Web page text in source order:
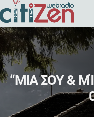
“ΜΙΑ ΣΟΥ &